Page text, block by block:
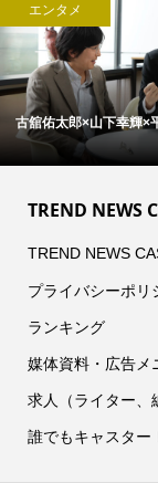
エンタメ
古舘佑太郎×山下幸輝
TREND NEWS
TREND NEWS
プライバシーポリ
ランキング
媒体資料・広告メ
求人（ライター、
誰でもキャスター